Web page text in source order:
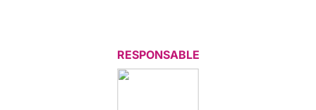
RESPONSABLE